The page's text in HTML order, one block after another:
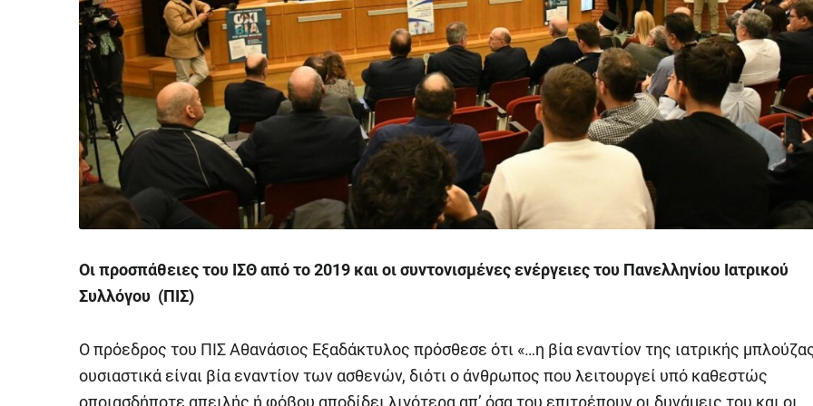
Οι προσπάθειες του ΙΣΘ από το 2019 και οι συντονισμένες ενέργειες του Πανελληνίου Ιατρικού
Συλλόγου (ΠΙΣ)
Ο πρόεδρος του ΠΙΣ Αθανάσιος Εξαδάκτυλος πρόσθεσε ότι «…η βία εναντίον της ιατρικής
ουσιαστικά είναι βία εναντίον των ασθενών, διότι ο άνθρωπος που λειτουργεί υπό καθεστώς